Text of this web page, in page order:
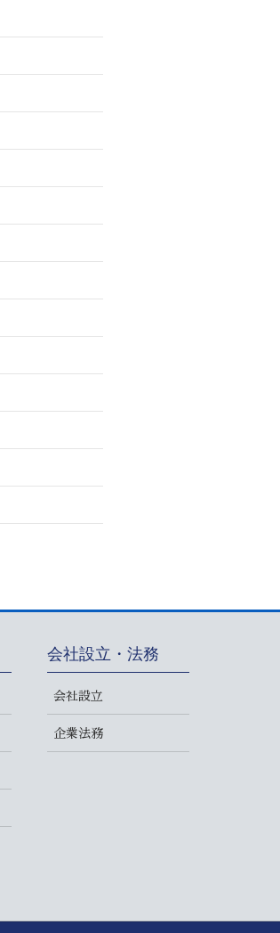
会社設立・法務
会社設立
企業法務